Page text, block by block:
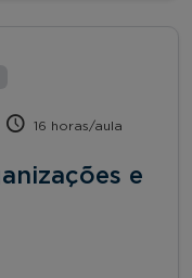
16 horas/aula
e